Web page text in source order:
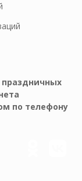
по телефону